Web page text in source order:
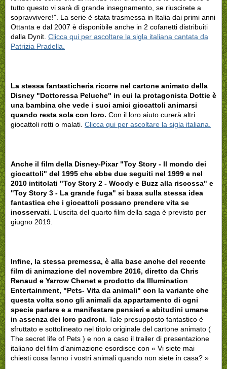
tutto questo vi sarà di grande insegnamento, se riuscirete a
sopravvivere!". La serie è stata trasmessa in Italia dai primi anni
Ottanta e dal 2007 è disponibile anche in 2 cofanetti distribuiti
dalla Dynit. Clicca qui per ascoltare la sigla italiana cantata da
Patrizia Pradella.
La stessa fantasticheria ricorre nel cartone animato della
Disney "Dottoressa Peluche" in cui la protagonista Dottie è
una bambina che vede i suoi amici giocattoli animarsi
quando resta sola con loro. Con il loro aiuto curerà altri
giocattoli rotti o malati. Clicca qui per ascoltare la sigla italiana.
Anche il film della Disney-Pixar "Toy Story - Il mondo dei
giocattoli" del 1995 che ebbe due seguiti nel 1999 e nel
2010 intitolati "Toy Story 2 - Woody e Buzz alla riscossa" e
"Toy Story 3 - La grande fuga" si basa sulla stessa idea
fantastica che i giocattoli possano prendere vita se
inosservati. L'uscita del quarto film della saga è previsto per
giugno 2019.
Infine, la stessa premessa, è alla base anche del recente
film di animazione del novembre 2016, diretto da Chris
Renaud e Yarrow Chenet e prodotto da Illumination
Entertainment, "Pets- Vita da animali" con la variante che
questa volta sono gli animali da appartamento di ogni
specie parlare e a manifestare pensieri e abitudini umane
in assenza dei loro padroni. Tale presupposto fantastico è
sfruttato e sottolineato nel titolo originale del cartone animato (
The secret life of Pets ) e non a caso il trailer di presentazione
italiano del film d'animazione esordisce con « Vi siete mai
chiesti cosa fanno i vostri animali quando non siete in casa? »